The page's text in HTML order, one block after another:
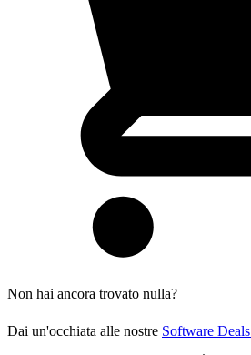
Non hai ancora trovato nulla?
Dai un'occhiata alle nostre Software Deals